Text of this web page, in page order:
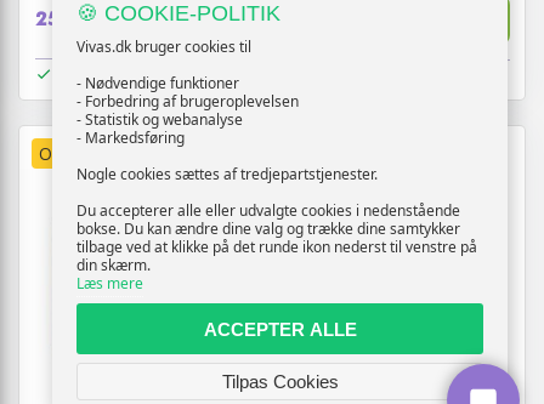
259,- Vis
På lager
OUTLET TILBUD
🍪 COOKIE-POLITIK
Vivas.dk bruger cookies til
- Nødvendige funktioner
- Forbedring af brugeroplevelsen
- Statistik og webanalyse
- Markedsføring
Nogle cookies sættes af tredjepartstjenester.
Du accepterer alle eller udvalgte cookies i nedenstående
bokse. Du kan ændre dine valg og trække dine samtykker
tilbage ved at klikke på det runde ikon nederst til venstre på
din skærm.
Læs mere
ACCEPTER ALLE
Tilpas Cookies